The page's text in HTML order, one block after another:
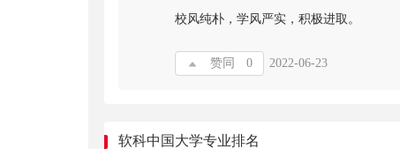
校风纯朴，学风严实，积极进取。
赞同 0 2022-06-23
软科中国大学专业排名